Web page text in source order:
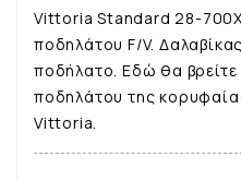
Vittoria Standard 28-
ποδηλάτου F/V.
ποδήλατο. Εδώ θα βρείτε
ποδηλάτου της
Vittoria.